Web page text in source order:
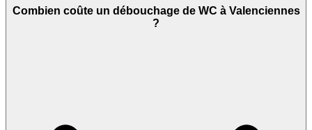
Combien coûte un débouchage de WC à Valenciennes
?